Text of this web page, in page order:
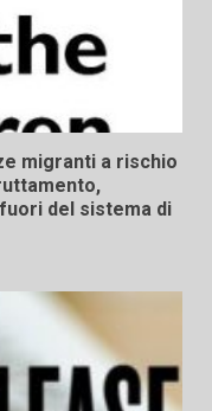
migranti a rischio
del sistema di